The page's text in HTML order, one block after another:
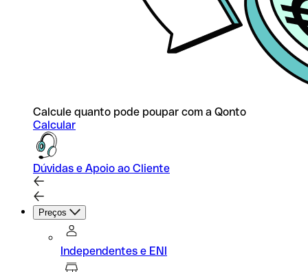
Calcule quanto pode poupar com a Qonto
Calcular
Dúvidas e Apoio ao Cliente
Preços
Independentes e ENI